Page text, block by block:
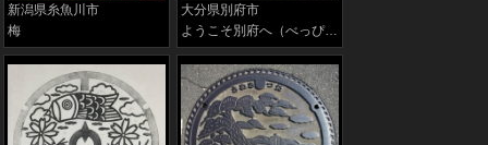
新潟県糸魚川市
梅
大分県別府市
ようこそ別府へ（べっぴょん入浴バージョン）